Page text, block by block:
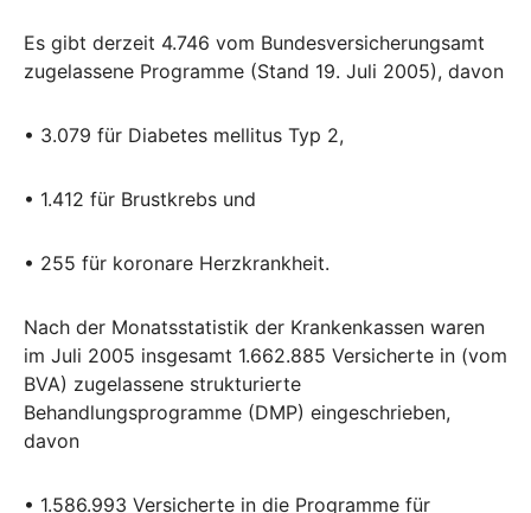
Es gibt derzeit 4.746 vom Bundesversicherungsamt
zugelassene Programme (Stand 19. Juli 2005), davon
• 3.079 für Diabetes mellitus Typ 2,
• 1.412 für Brustkrebs und
• 255 für koronare Herzkrankheit.
Nach der Monatsstatistik der Krankenkassen waren
im Juli 2005 insgesamt 1.662.885 Versicherte in (vom
BVA) zugelassene strukturierte
Behandlungsprogramme (DMP) eingeschrieben,
davon
• 1.586.993 Versicherte in die Programme für